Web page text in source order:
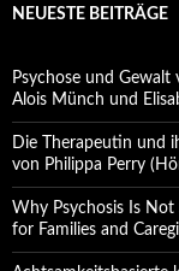
NEUESTE BEITRÄGE
Psychose und Gewalt
Alois Münch und
Die Therapeutin und
von Philippa Perry
Why Psychosis Is
for Families and